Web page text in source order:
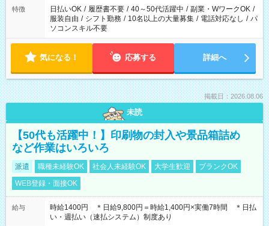
案内が難しい場合があります
特徴 日払いOK / 履歴書不要 / 40～50代活躍中 / 副業・WワークOK /
服装自由 / シフト勤務 / 10名以上の大量募集 / 電話対応なし / パ
ソコンスキル不要
気になる！ 応募する 詳細へ
掲載日：2026.08.06
未読
【50代も活躍中！】印刷物の封入や景品箱詰め
など作業はいろいろ
派遣 職種未経験OK 社会人未経験OK 大学生歓迎
ブランクOK
WEB登録・面接OK
給与
時給1400円 ＊日給9,800円＝時給1,400円×実働7時間 ＊日払
い・週払い（速払システム）制度あり